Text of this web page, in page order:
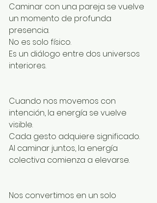
Caminar con una pareja se vuelve
un momento de profunda
presencia.
No es solo físico.
Es un diálogo entre dos universos
interiores.
Cuando nos movemos con
intención, la energía se vuelve
visible.
Cada gesto adquiere significado.
Al caminar juntos, la energía
colectiva comienza a elevarse.
Nos convertimos en un solo